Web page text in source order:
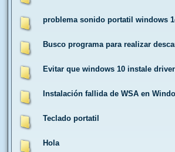
problema sonido portatil windows
Busco programa para realizar
Evitar que windows 10 instale
Instalación fallida de WSA en
Teclado portatil
Hola